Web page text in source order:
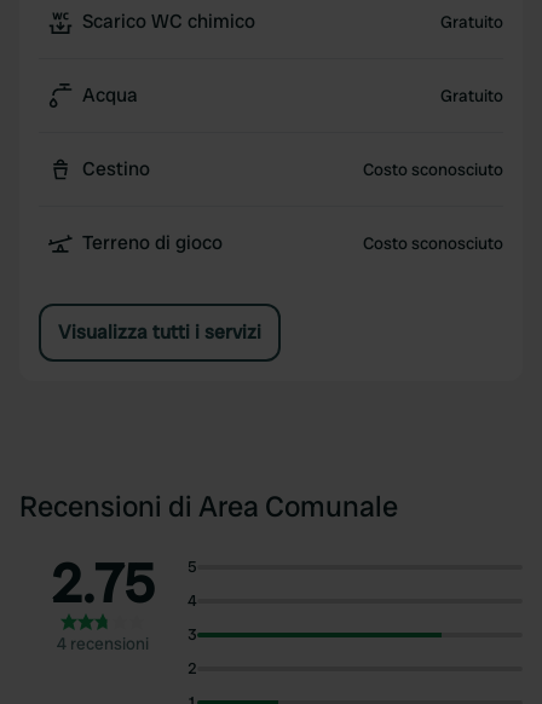
Scarico WC chimico Gratuito
Acqua Gratuito
Cestino Costo sconosciuto
Terreno di gioco Costo sconosciuto
Visualizza tutti i servizi
Recensioni di Area Comunale
2.75
4 recensioni
5
4
3
2